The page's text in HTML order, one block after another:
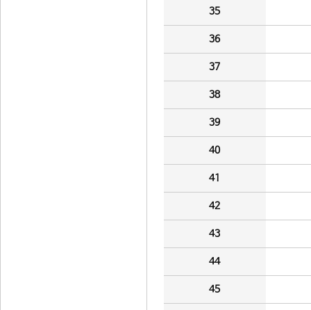
35
36
37
38
39
40
41
42
43
44
45